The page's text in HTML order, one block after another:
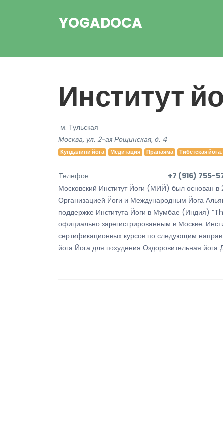
YOGADOCA
Институт
м. Тульская
Москва, ул. 2-ая Рощинская, д. 4
Кундалини йога Медитация Пранаяма Тибетская йога.
Телефон
+7 (916) 755-
Московский Институт Йоги (МИЙ) был основан в
Организацией Йоги и Международным Йога
поддержке Института Йоги в Мумбае (Индия)
официально зарегистрированным в Москве.
сертификационных курсов по следующим
йога Йога для похудения Оздоровительная